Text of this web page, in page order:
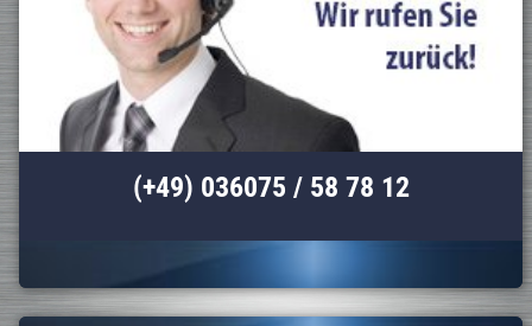
(+49) 036075 / 58 78 12